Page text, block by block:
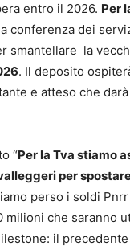
entro il 2026. Per
conferenza dei
smantellare la
. Il deposito
e atteso che darà
“Per la Tva stiamo
per
perso i soldi
che saranno
il